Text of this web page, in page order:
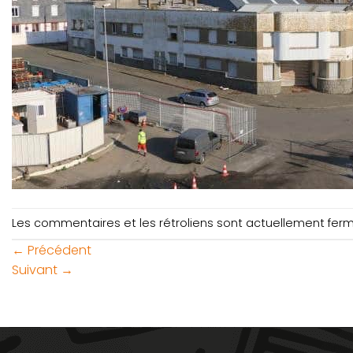
Les commentaires et les rétroliens sont actuellement
← Précédent
Suivant →